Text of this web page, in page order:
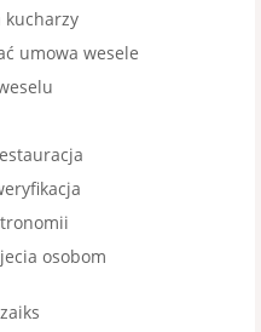
kucharzy
umowa wesele
osobom